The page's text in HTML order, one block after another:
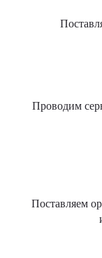
Проводим
Поставляем